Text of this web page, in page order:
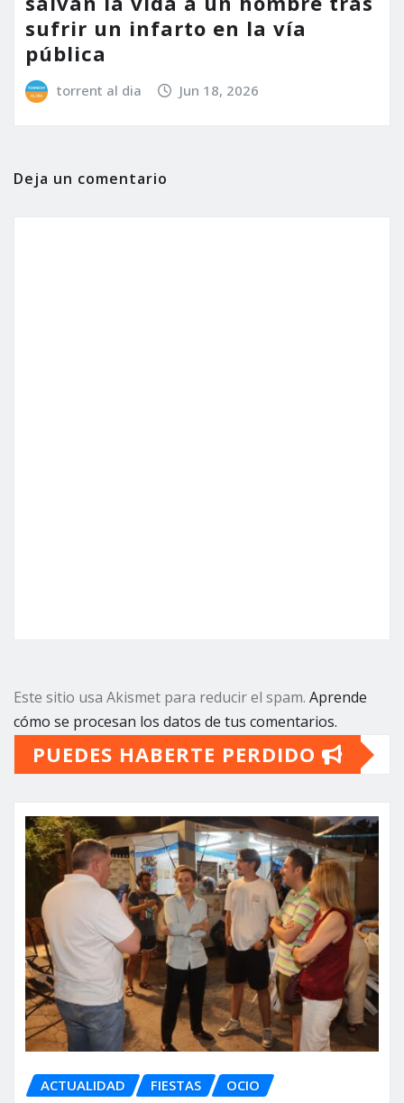
sufrir un infarto en la vía
pública
torrent al dia Jun 18, 2026
Deja un comentario
Este sitio usa Akismet para reducir el spam. Aprende
cómo se procesan los datos de tus comentarios.
PUEDES HABERTE PERDIDO
ACTUALIDAD FIESTAS OCIO